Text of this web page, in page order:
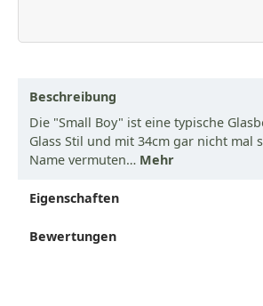
Beschreibung
Die "Small Boy" ist eine typische
Glass Stil und mit 34cm gar nicht mal
Name vermuten… Mehr
Eigenschaften
Bewertungen